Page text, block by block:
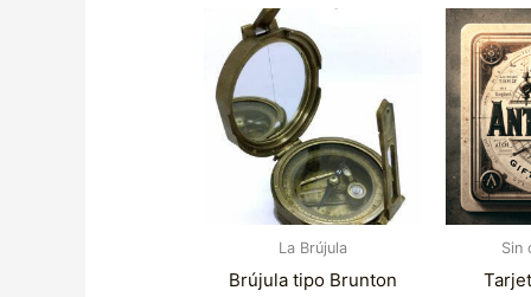
La Brújula
Brújula tipo Brunton
Sin